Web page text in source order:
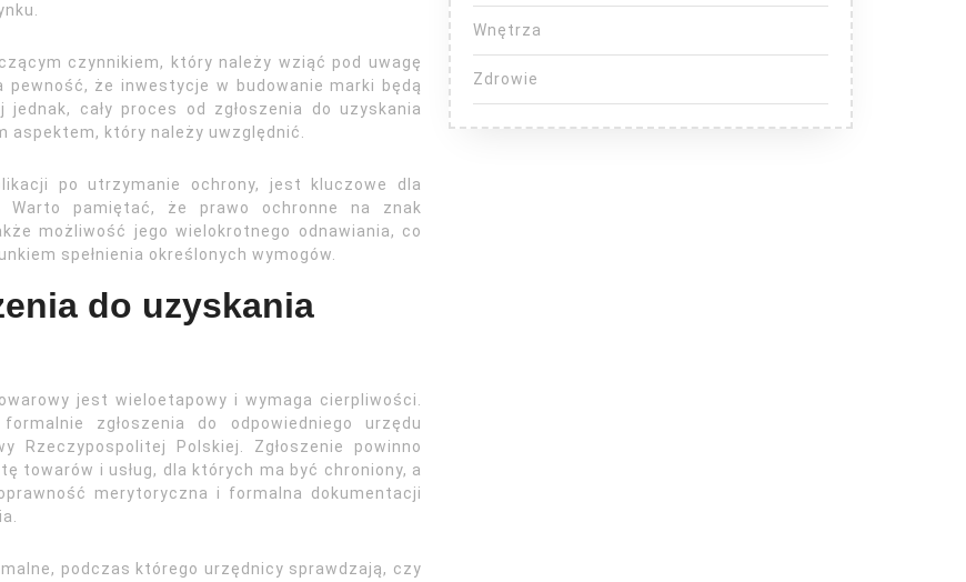
czynnikiem, który należy wziąć pod uwagę
pewność, że inwestycje w budowanie marki będą
cały proces od zgłoszenia do uzyskania
aspektem, który należy uwzględnić.
po utrzymanie ochrony, jest kluczowe dla
Warto pamiętać, że prawo ochronne na znak
możliwość jego wielokrotnego odnawiania, co
spełnienia określonych wymogów.
do uzyskania
jest wieloetapowy i wymaga cierpliwości.
zgłoszenia do odpowiedniego urzędu
Polskiej. Zgłoszenie powinno
towarów i usług, dla których ma być chroniony, a
merytoryczna i formalna dokumentacji
podczas którego urzędnicy sprawdzają, czy
Wnętrza
Zdrowie